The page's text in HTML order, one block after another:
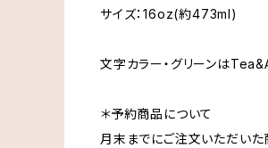
サイズ：16oz(約473ml)
文字カラー・グリーンは
＊予約商品について
月末までにご注文いただいた